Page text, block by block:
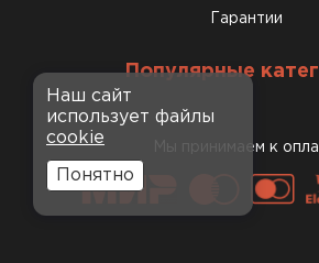
Гарантии
Популярные
Мы принимаем к
Наш сайт
использует файлы
cookie
Понятно